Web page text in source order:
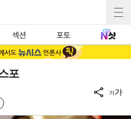
섹션 포토
포
가가